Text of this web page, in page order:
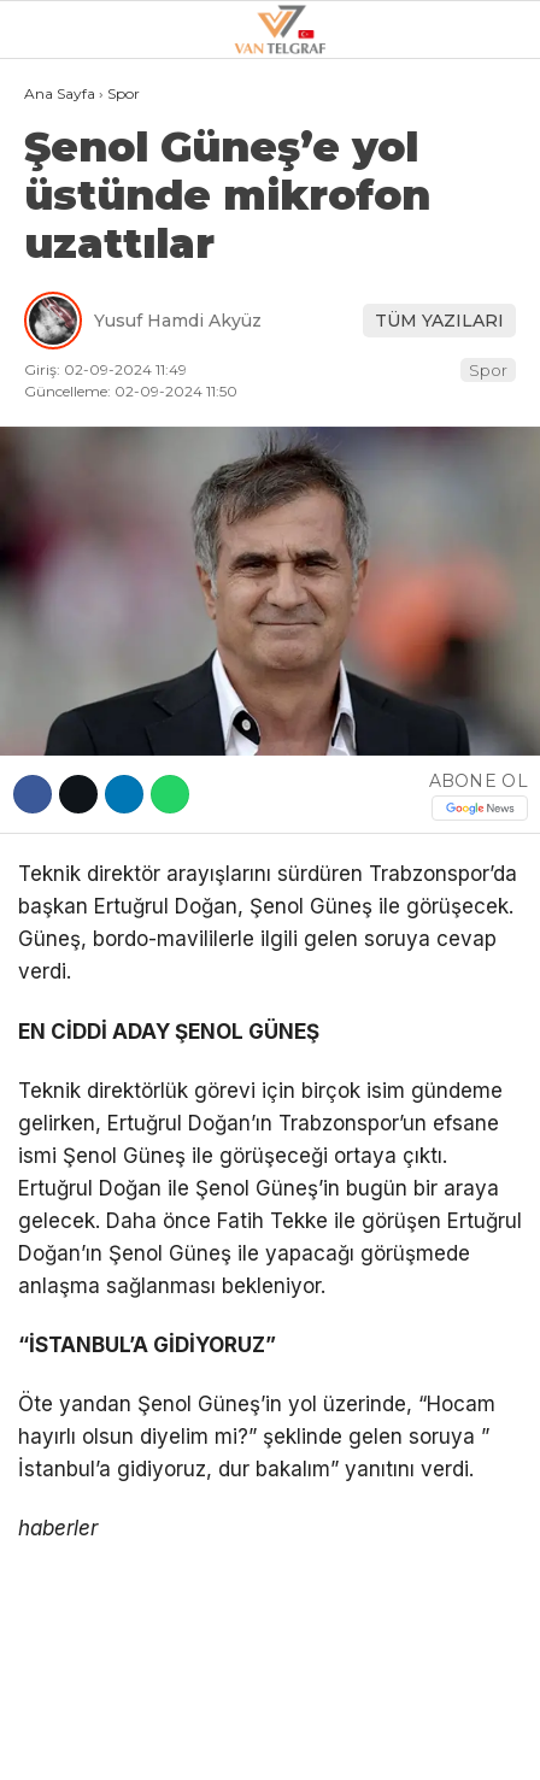
WhatsApp İhbar
Hattı
Facebook
Instagram
LinkedIn
Telegram
24.8°
GALERİ VİDEO
VAN
BÖLGE
3.SAYFA
GÜNDEM
SPOR
Ana Sayfa › Spor
Şenol Güneş’e yol
üstünde mikrofon
uzattılar
Yusuf Hamdi Akyüz TÜM YAZILARI
Giriş: 02-09-2024 11:49
Güncelleme: 02-09-2024 11:50
Spor
ABONE OL
Teknik direktör arayışlarını sürdüren Trabzonspor’da
başkan Ertuğrul Doğan, Şenol Güneş ile görüşecek.
Güneş, bordo-mavililerle ilgili gelen soruya cevap
verdi.
EN CİDDİ ADAY ŞENOL GÜNEŞ
Teknik direktörlük görevi için birçok isim gündeme
gelirken, Ertuğrul Doğan’ın Trabzonspor’un efsane
ismi Şenol Güneş ile görüşeceği ortaya çıktı.
Ertuğrul Doğan ile Şenol Güneş’in bugün bir araya
gelecek. Daha önce Fatih Tekke ile görüşen Ertuğrul
Doğan’ın Şenol Güneş ile yapacağı görüşmede
anlaşma sağlanması bekleniyor.
“İSTANBUL’A GİDİYORUZ”
Öte yandan Şenol Güneş’in yol üzerinde, “Hocam
hayırlı olsun diyelim mi?” şeklinde gelen soruya ”
İstanbul’a gidiyoruz, dur bakalım” yanıtını verdi.
haberler